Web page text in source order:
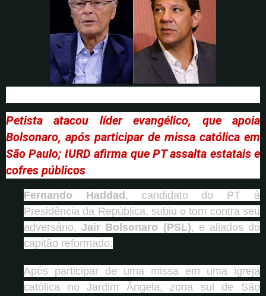
Petista atacou líder evangélico, que apoia
Bolsonaro, após participar de missa católica em
São Paulo; IURD afirma que PT assalta estatais e
cofres públicos
Fernando Haddad , candidato do PT à
Presidência da República, subiu o tom contra seu
adversário,Jair Bolsonaro (PSL), e aliados do
capitão reformado.
Após participar de uma missa em uma igreja
católica no Jardim Ângela, zona sul de São